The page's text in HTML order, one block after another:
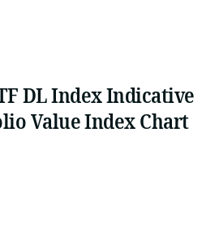
DL Index Indicative
Value Index Chart